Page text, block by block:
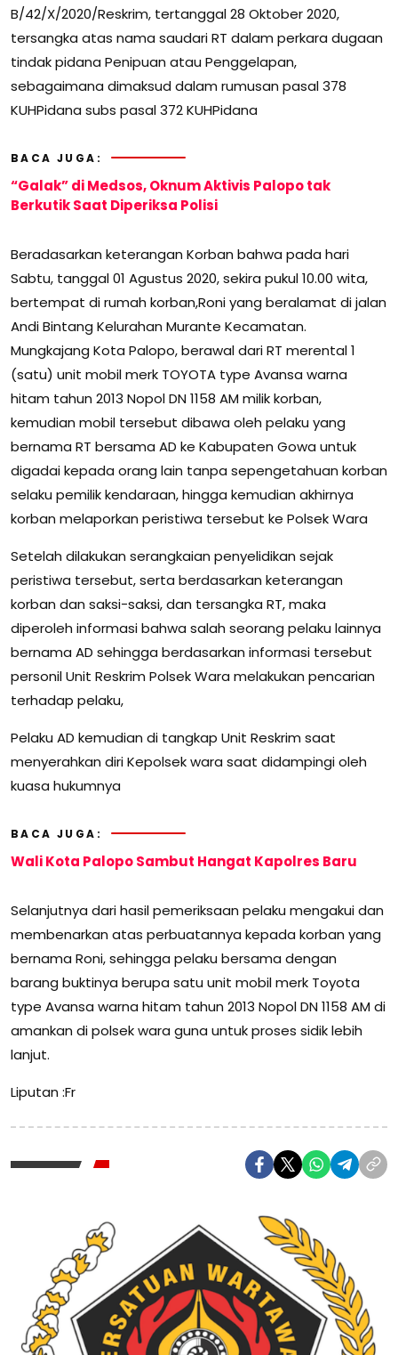
B/42/X/2020/Reskrim, tertanggal 28 Oktober 2020,
tersangka atas nama saudari RT dalam perkara dugaan
tindak pidana Penipuan atau Penggelapan,
sebagaimana dimaksud dalam rumusan pasal 378
KUHPidana subs pasal 372 KUHPidana
BACA JUGA:
“Galak” di Medsos, Oknum Aktivis Palopo tak
Berkutik Saat Diperiksa Polisi
Beradasarkan keterangan Korban bahwa pada hari
Sabtu, tanggal 01 Agustus 2020, sekira pukul 10.00 wita,
bertempat di rumah korban,Roni yang beralamat di jalan
Andi Bintang Kelurahan Murante Kecamatan.
Mungkajang Kota Palopo, berawal dari RT merental 1
(satu) unit mobil merk TOYOTA type Avansa warna
hitam tahun 2013 Nopol DN 1158 AM milik korban,
kemudian mobil tersebut dibawa oleh pelaku yang
bernama RT bersama AD ke Kabupaten Gowa untuk
digadai kepada orang lain tanpa sepengetahuan korban
selaku pemilik kendaraan, hingga kemudian akhirnya
korban melaporkan peristiwa tersebut ke Polsek Wara
Setelah dilakukan serangkaian penyelidikan sejak
peristiwa tersebut, serta berdasarkan keterangan
korban dan saksi-saksi, dan tersangka RT, maka
diperoleh informasi bahwa salah seorang pelaku lainnya
bernama AD sehingga berdasarkan informasi tersebut
personil Unit Reskrim Polsek Wara melakukan pencarian
terhadap pelaku,
Pelaku AD kemudian di tangkap Unit Reskrim saat
menyerahkan diri Kepolsek wara saat didampingi oleh
kuasa hukumnya
BACA JUGA:
Wali Kota Palopo Sambut Hangat Kapolres Baru
Selanjutnya dari hasil pemeriksaan pelaku mengakui dan
membenarkan atas perbuatannya kepada korban yang
bernama Roni, sehingga pelaku bersama dengan
barang buktinya berupa satu unit mobil merk Toyota
type Avansa warna hitam tahun 2013 Nopol DN 1158 AM di
amankan di polsek wara guna untuk proses sidik lebih
lanjut.
Liputan :Fr